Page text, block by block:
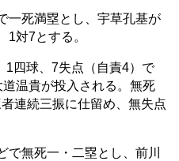
死満塁とし、宇草孔基が
1対7とする。
四球、7失点（自責4）で
温貴が投入される。無死
連続三振に仕留め、無失点
無死一・二塁とし、前川